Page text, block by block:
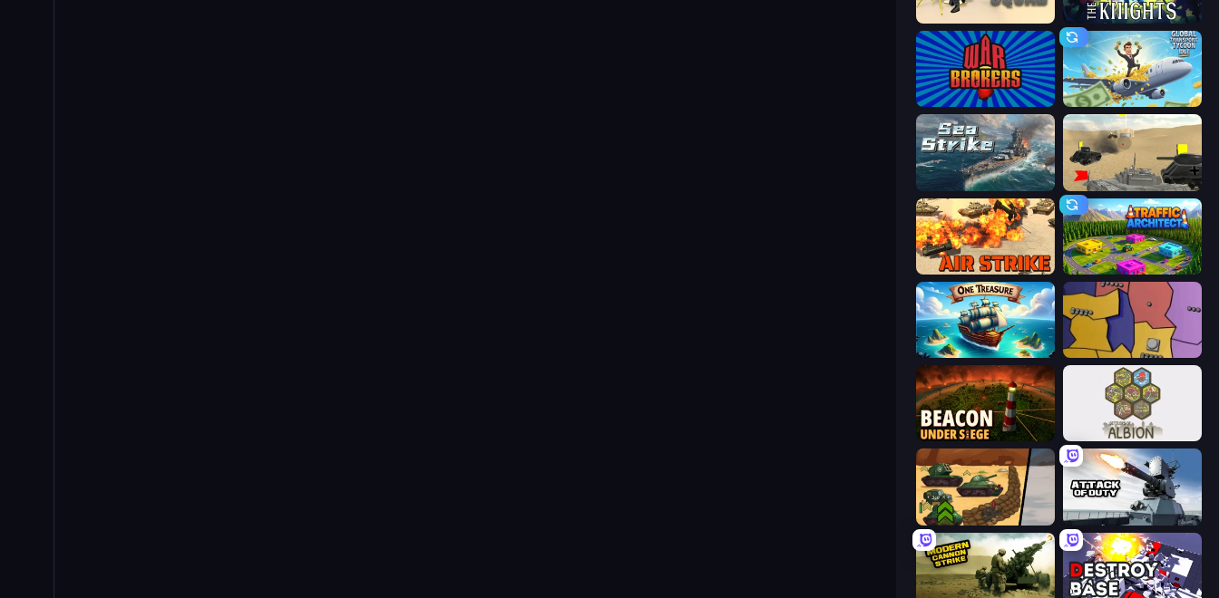
Mortar Squad War the Knights
War Brokers Global Transport Tycoon Idle
Sea Strike Tanks Battlefield: Desert
Air Strike Traffic Architect
One Treasure Compact Conflict
Beacon Under Siege Settlers of Albion
Tank Battle: War Commander Attack of Duty